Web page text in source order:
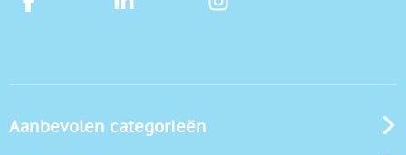
Aanbevolen categorieën